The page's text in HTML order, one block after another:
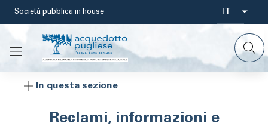
Salta
contenuto
principale
Società pubblica in house
Select
your
IT
In questa sezione
Reclami, informazioni e